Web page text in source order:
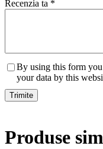
Recenzia ta *
By using this form
your data by this
Produse